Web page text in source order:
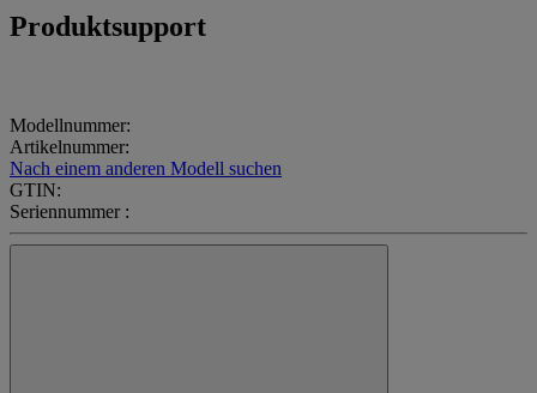
Produktsupport
Modellnummer:
Artikelnummer:
Nach einem anderen Modell suchen
GTIN:
Seriennummer :